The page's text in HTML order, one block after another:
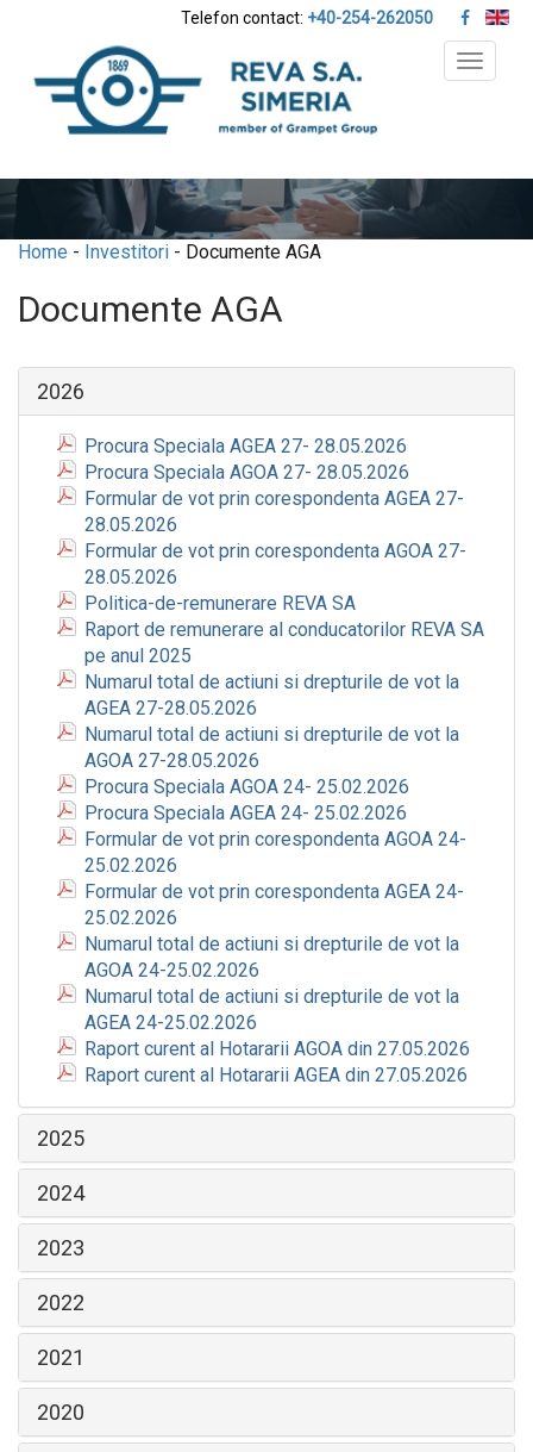
Telefon contact: +40-254-262050
Toggle
Home - Investitori - Documente AGA
Documente AGA
2026
Procura Speciala AGEA 27- 28.05.2026
Procura Speciala AGOA 27- 28.05.2026
Formular de vot prin corespondenta AGEA 27-
28.05.2026
Formular de vot prin corespondenta AGOA 27-
28.05.2026
Politica-de-remunerare REVA SA
Raport de remunerare al conducatorilor REVA SA
pe anul 2025
Numarul total de actiuni si drepturile de vot la
AGEA 27-28.05.2026
Numarul total de actiuni si drepturile de vot la
AGOA 27-28.05.2026
Procura Speciala AGOA 24- 25.02.2026
Procura Speciala AGEA 24- 25.02.2026
Formular de vot prin corespondenta AGOA 24-
25.02.2026
Formular de vot prin corespondenta AGEA 24-
25.02.2026
Numarul total de actiuni si drepturile de vot la
AGOA 24-25.02.2026
Numarul total de actiuni si drepturile de vot la
AGEA 24-25.02.2026
Raport curent al Hotararii AGOA din 27.05.2026
Raport curent al Hotararii AGEA din 27.05.2026
2025
2024
2023
2022
2021
2020